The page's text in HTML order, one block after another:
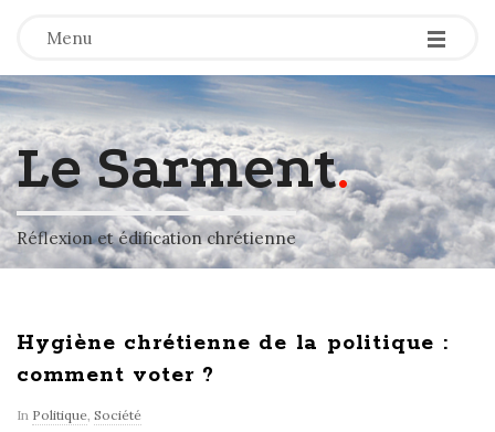
Menu -
-
-
Le Sarment.
Réflexion et édification chrétienne
Hygiène chrétienne de la politique :
comment voter ?
In Politique, Société